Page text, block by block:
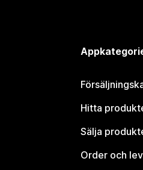
Hitta
Sälja
Order och